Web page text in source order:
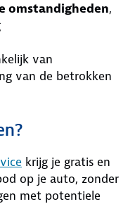
omstandigheden,
van
van de betrokken
krijg je gratis en
op je auto, zonder
met potentiele